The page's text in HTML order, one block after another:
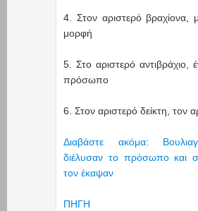
4. Στον αριστερό βραχίονα,
μορφή
5. Στο αριστερό αντιβράχιο,
πρόσωπο
6. Στον αριστερό δείκτη, τον
Διαβάστε ακόμα:
διέλυσαν το πρόσωπο και
τον έκαψαν
ΠΗΓΗ